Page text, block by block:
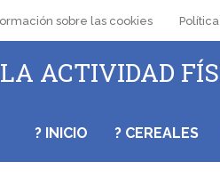
sobre las cookies
ACTIVIDAD
? INICIO ? CEREALES